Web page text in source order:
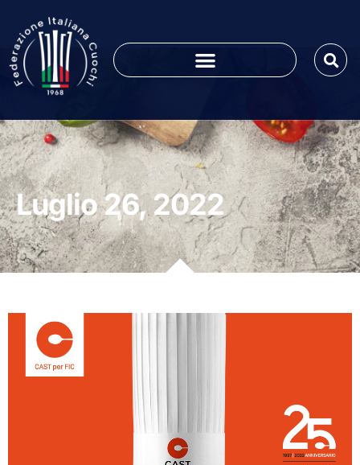
Luglio 26, 2022